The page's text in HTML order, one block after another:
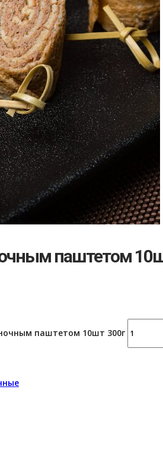
паштетом
паштетом 10шт 300г